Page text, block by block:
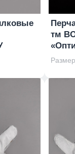
тм